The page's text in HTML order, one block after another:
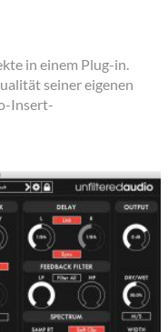
in einem Plug-in.
seiner eigenen
Insert-